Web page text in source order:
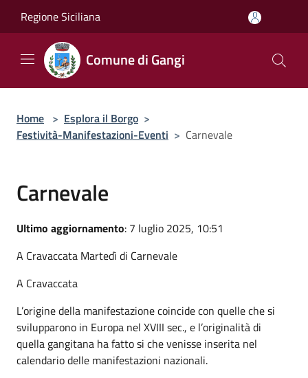
Regione Siciliana
Comune di Gangi
Home > Esplora il Borgo >
Festività-Manifestazioni-Eventi > Carnevale
Carnevale
Ultimo aggiornamento: 7 luglio 2025, 10:51
A Cravaccata Martedì di Carnevale
A Cravaccata
L’origine della manifestazione coincide con quelle che si
svilupparono in Europa nel XVIII sec., e l’originalità di
quella gangitana ha fatto si che venisse inserita nel
calendario delle manifestazioni nazionali.